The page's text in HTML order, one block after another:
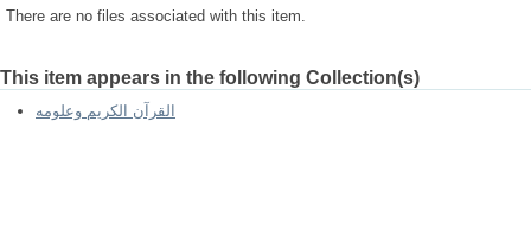
There are no files associated with this item.
This item appears in the following Collection(s)
القرآن الكريم وعلومه